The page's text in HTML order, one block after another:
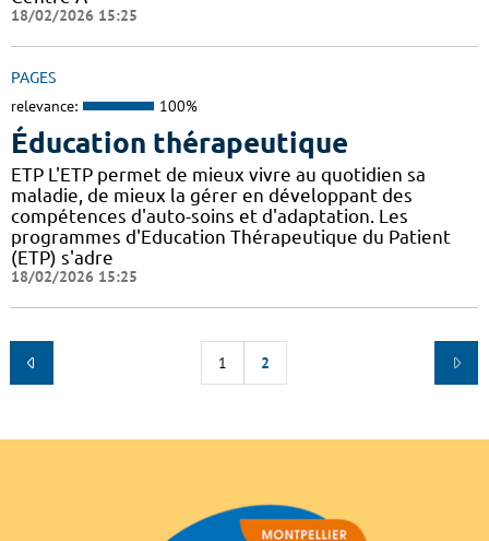
18/02/2026 15:25
PAGES
relevance: 100%
Éducation thérapeutique
ETP L'ETP permet de mieux vivre au quotidien sa
maladie, de mieux la gérer en développant des
compétences d'auto-soins et d'adaptation. Les
programmes d'Education Thérapeutique du Patient
(ETP) s'adre
18/02/2026 15:25
1 2